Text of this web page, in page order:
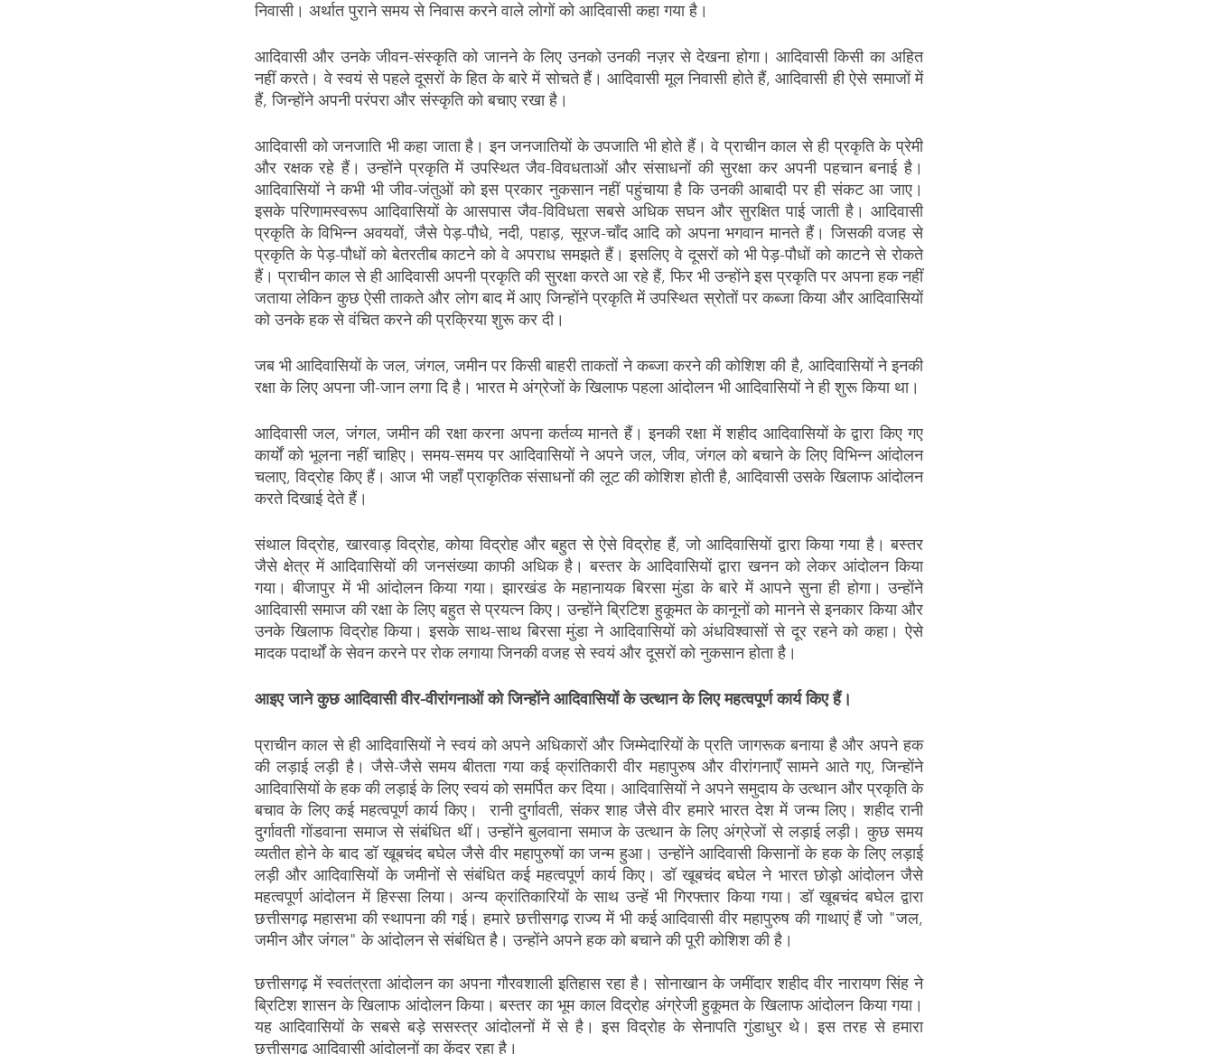
निवासी। अर्थात पुराने समय से निवास करने वाले लोगों को आदिवासी कहा गया है।
आदिवासी और उनके जीवन-संस्कृति को जानने के लिए उनको उनकी नज़र से देखना होगा। आदिवासी किसी का अहित
नहीं करते। वे स्वयं से पहले दूसरों के हित के बारे में सोचते हैं। आदिवासी मूल निवासी होते हैं, आदिवासी ही ऐसे समाजों में
हैं, जिन्होंने अपनी परंपरा और संस्कृति को बचाए रखा है।
आदिवासी को जनजाति भी कहा जाता है। इन जनजातियों के उपजाति भी होते हैं। वे प्राचीन काल से ही प्रकृति के प्रेमी
और रक्षक रहे हैं। उन्होंने प्रकृति में उपस्थित जैव-विवधताओं और संसाधनों की सुरक्षा कर अपनी पहचान बनाई है।
आदिवासियों ने कभी भी जीव-जंतुओं को इस प्रकार नुकसान नहीं पहुंचाया है कि उनकी आबादी पर ही संकट आ जाए।
इसके परिणामस्वरूप आदिवासियों के आसपास जैव-विविधता सबसे अधिक सघन और सुरक्षित पाई जाती है। आदिवासी
प्रकृति के विभिन्न अवयवों, जैसे पेड़-पौधे, नदी, पहाड़, सूरज-चाँद आदि को अपना भगवान मानते हैं। जिसकी वजह से
प्रकृति के पेड़-पौधों को बेतरतीब काटने को वे अपराध समझते हैं। इसलिए वे दूसरों को भी पेड़-पौधों को काटने से रोकते
हैं। प्राचीन काल से ही आदिवासी अपनी प्रकृति की सुरक्षा करते आ रहे हैं, फिर भी उन्होंने इस प्रकृति पर अपना हक नहीं
जताया लेकिन कुछ ऐसी ताकते और लोग बाद में आए जिन्होंने प्रकृति में उपस्थित स्रोतों पर कब्जा किया और आदिवासियों
को उनके हक से वंचित करने की प्रक्रिया शुरू कर दी।
जब भी आदिवासियों के जल, जंगल, जमीन पर किसी बाहरी ताकतों ने कब्जा करने की कोशिश की है, आदिवासियों ने इनकी
रक्षा के लिए अपना जी-जान लगा दि है। भारत मे अंग्रेजों के खिलाफ पहला आंदोलन भी आदिवासियों ने ही शुरू किया था।
आदिवासी जल, जंगल, जमीन की रक्षा करना अपना कर्तव्य मानते हैं। इनकी रक्षा में शहीद आदिवासियों के द्वारा किए गए
कार्यों को भूलना नहीं चाहिए। समय-समय पर आदिवासियों ने अपने जल, जीव, जंगल को बचाने के लिए विभिन्न आंदोलन
चलाए, विद्रोह किए हैं। आज भी जहाँ प्राकृतिक संसाधनों की लूट की कोशिश होती है, आदिवासी उसके खिलाफ आंदोलन
करते दिखाई देते हैं।
संथाल विद्रोह, खारवाड़ विद्रोह, कोया विद्रोह और बहुत से ऐसे विद्रोह हैं, जो आदिवासियों द्वारा किया गया है। बस्तर
जैसे क्षेत्र में आदिवासियों की जनसंख्या काफी अधिक है। बस्तर के आदिवासियों द्वारा खनन को लेकर आंदोलन किया
गया। बीजापुर में भी आंदोलन किया गया। झारखंड के महानायक बिरसा मुंडा के बारे में आपने सुना ही होगा। उन्होंने
आदिवासी समाज की रक्षा के लिए बहुत से प्रयत्न किए। उन्होंने ब्रिटिश हुकूमत के कानूनों को मानने से इनकार किया और
उनके खिलाफ विद्रोह किया। इसके साथ-साथ बिरसा मुंडा ने आदिवासियों को अंधविश्वासों से दूर रहने को कहा। ऐसे
मादक पदार्थों के सेवन करने पर रोक लगाया जिनकी वजह से स्वयं और दूसरों को नुकसान होता है।
आइए जाने कुछ आदिवासी वीर-वीरांगनाओं को जिन्होंने आदिवासियों के उत्थान के लिए महत्वपूर्ण कार्य किए हैं।
प्राचीन काल से ही आदिवासियों ने स्वयं को अपने अधिकारों और जिम्मेदारियों के प्रति जागरूक बनाया है और अपने हक
की लड़ाई लड़ी है। जैसे-जैसे समय बीतता गया कई क्रांतिकारी वीर महापुरुष और वीरांगनाएँ सामने आते गए, जिन्होंने
आदिवासियों के हक की लड़ाई के लिए स्वयं को समर्पित कर दिया। आदिवासियों ने अपने समुदाय के उत्थान और प्रकृति के
बचाव के लिए कई महत्वपूर्ण कार्य किए।  रानी दुर्गावती, संकर शाह जैसे वीर हमारे भारत देश में जन्म लिए। शहीद रानी
दुर्गावती गोंडवाना समाज से संबंधित थीं। उन्होंने बुलवाना समाज के उत्थान के लिए अंग्रेजों से लड़ाई लड़ी। कुछ समय
व्यतीत होने के बाद डॉ खूबचंद बघेल जैसे वीर महापुरुषों का जन्म हुआ। उन्होंने आदिवासी किसानों के हक के लिए लड़ाई
लड़ी और आदिवासियों के जमीनों से संबंधित कई महत्वपूर्ण कार्य किए। डॉ खूबचंद बघेल ने भारत छोड़ो आंदोलन जैसे
महत्वपूर्ण आंदोलन में हिस्सा लिया। अन्य क्रांतिकारियों के साथ उन्हें भी गिरफ्तार किया गया। डॉ खूबचंद बघेल द्वारा
छत्तीसगढ़ महासभा की स्थापना की गई। हमारे छत्तीसगढ़ राज्य में भी कई आदिवासी वीर महापुरुष की गाथाएं हैं जो "जल,
जमीन और जंगल" के आंदोलन से संबंधित है। उन्होंने अपने हक को बचाने की पूरी कोशिश की है।
छत्तीसगढ़ में स्वतंत्रता आंदोलन का अपना गौरवशाली इतिहास रहा है। सोनाखान के जमींदार शहीद वीर नारायण सिंह ने
ब्रिटिश शासन के खिलाफ आंदोलन किया। बस्तर का भूम काल विद्रोह अंग्रेजी हुकूमत के खिलाफ आंदोलन किया गया।
यह आदिवासियों के सबसे बड़े ससस्त्र आंदोलनों में से है। इस विद्रोह के सेनापति गुंडाधुर थे। इस तरह से हमारा
छत्तीसगढ़ आदिवासी आंदोलनों का केंद्र रहा है।